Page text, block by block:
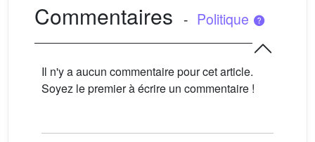
Commentaires - Politique
Il n'y a aucun commentaire pour cet article.
Soyez le premier à écrire un commentaire !